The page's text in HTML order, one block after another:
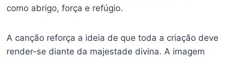
como abrigo, força e refúgio.
A canção reforça a ideia de que toda a criação deve
render-se diante da majestade divina. A imagem